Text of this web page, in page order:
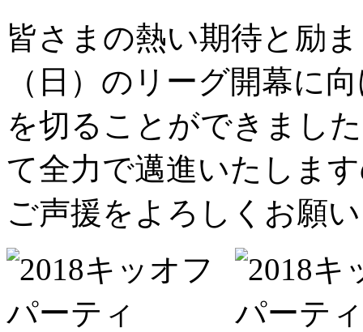
皆さまの熱い期待と励
（日）のリーグ開幕に
を切ることができまし
て全力で邁進いたしま
ご声援をよろしくお願